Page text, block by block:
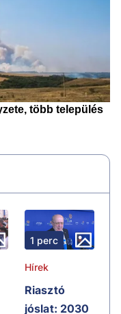
1 perc
Hírek
Riasztó
jóslat: 2030